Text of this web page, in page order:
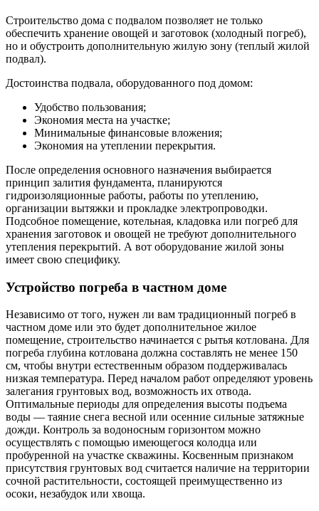
Строительство дома с подвалом позволяет не только
обеспечить хранение овощей и заготовок (холодный погреб),
но и обустроить дополнительную жилую зону (теплый жилой
подвал).
Достоинства подвала, оборудованного под домом:
Удобство пользования;
Экономия места на участке;
Минимальные финансовые вложения;
Экономия на утеплении перекрытия.
После определения основного назначения выбирается
принцип залития фундамента, планируются
гидроизоляционные работы, работы по утеплению,
организации вытяжки и прокладке электропроводки.
Подсобное помещение, котельная, кладовка или погреб для
хранения заготовок и овощей не требуют дополнительного
утепления перекрытий. А вот оборудование жилой зоны
имеет свою специфику.
Устройство погреба в частном доме
Независимо от того, нужен ли вам традиционный погреб в
частном доме или это будет дополнительное жилое
помещение, строительство начинается с рытья котлована. Для
погреба глубина котлована должна составлять не менее 150
см, чтобы внутри естественным образом поддерживалась
низкая температура. Перед началом работ определяют уровень
залегания грунтовых вод, возможность их отвода.
Оптимальные периоды для определения высоты подъема
воды — таяние снега весной или осенние сильные затяжные
дожди. Контроль за водоносным горизонтом можно
осуществлять с помощью имеющегося колодца или
пробуренной на участке скважины. Косвенным признаком
присутствия грунтовых вод считается наличие на территории
сочной растительности, состоящей преимущественно из
осоки, незабудок или хвоща.